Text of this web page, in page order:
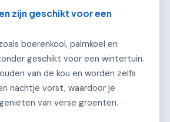
zijn geschikt voor een
boerenkool, palmkoel en
geschikt voor een wintertuin.
van de kou en worden zelfs
nachtje vorst, waardoor je
van verse groenten.